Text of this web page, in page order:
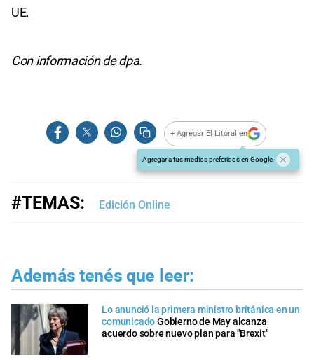
UE.
Con información de dpa.
+ Agregar El Litoral en
Agregar a tus medios preferidos en Google
#TEMAS: Edición Online
Además tenés que leer:
Lo anunció la primera ministro británica en un
comunicadoGobierno de May alcanza
acuerdo sobre nuevo plan para "Brexit"